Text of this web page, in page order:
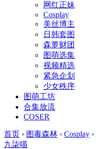
网红正妹
Cosplay
美丝博主
日韩套图
森萝财团
图萌选集
视频精选
紧急企划
少女秩序
图萌工坊
合集放流
COSER
首页 › 图毒森林 › Cosplay ›
九柒喵